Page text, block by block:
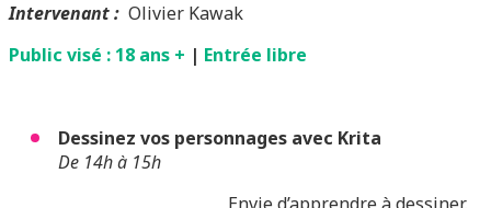
Intervenant: Olivier Kawak
Public visé : 18 ans + | Entrée libre
Dessinez vos personnages avec Krita
De 14h à 15h